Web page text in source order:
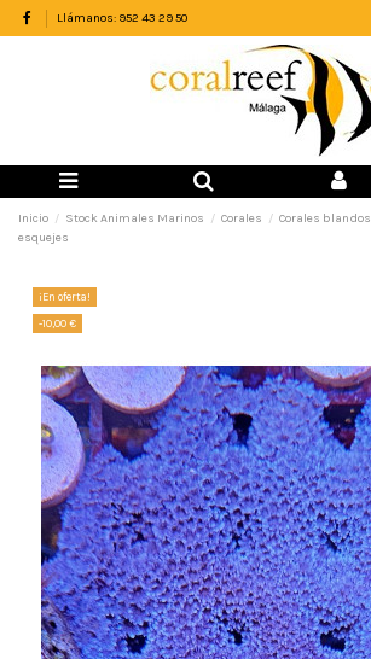
Llámanos: 952 43 29 50
Inicio Stock Animales Marinos Corales Corales blandos
esquejes
¡En oferta!
-10,00 €